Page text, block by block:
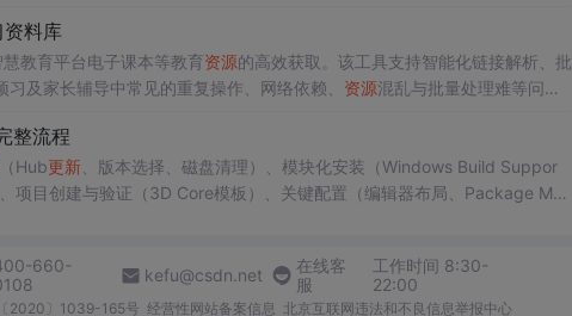
料库
教育平台电子课本等教育资源的高效获取。该工具支持智能化链接解析、批
及家长辅导中常见的重复操作、网络依赖、 资源混乱与批量处理难等问
整流程
（Hub更新、版本选择、磁盘清理）、模块化安装（Windows Build Suppor
项目创建与验证（3D Core模板）、关键配置（编辑器布局、Package Man
660-
kefu@csdn.net
在线客
服
工作时间 8:30-
22:00
2020〕1039-165号 经营性网站备案信息 北京互联网违法和不良信息举报中心